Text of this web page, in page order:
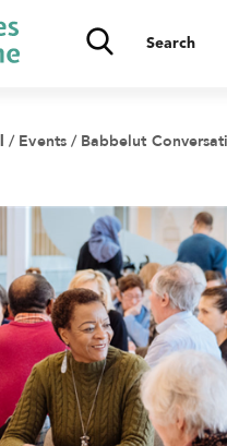
/ Events/ Babbelut